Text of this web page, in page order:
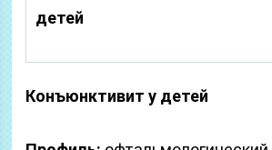
детей
Конъюнктивит у детей